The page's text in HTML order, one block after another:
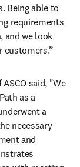
Being able to
requirements
and we look
customers.”
ASCO said, "We
as a
a
necessary
and